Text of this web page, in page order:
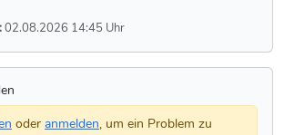
02.08.2026 14:45 Uhr
oder anmelden, um ein Problem zu